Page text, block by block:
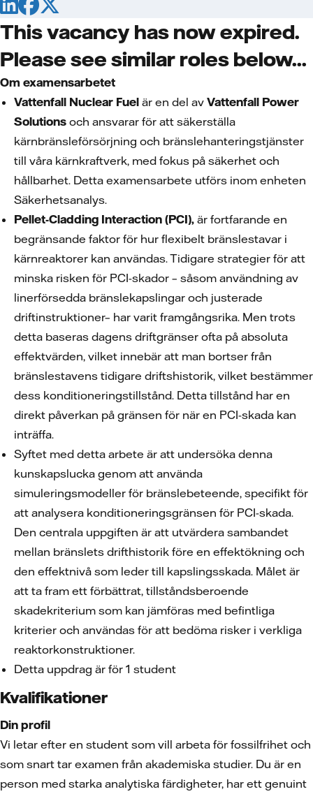
This vacancy has now expired.
Please see similar roles below...
Om examensarbetet
Vattenfall Nuclear Fuel är en del av Vattenfall Power
Solutions och ansvarar för att säkerställa
kärnbränsleförsörjning och bränslehanteringstjänster
till våra kärnkraftverk, med fokus på säkerhet och
hållbarhet. Detta examensarbete utförs inom enheten
Säkerhetsanalys.
Pellet-Cladding Interaction (PCI), är fortfarande en
begränsande faktor för hur flexibelt bränslestavar i
kärnreaktorer kan användas. Tidigare strategier för att
minska risken för PCI-skador – såsom användning av
linerförsedda bränslekapslingar och justerade
driftinstruktioner– har varit framgångsrika. Men trots
detta baseras dagens driftgränser ofta på absoluta
effektvärden, vilket innebär att man bortser från
bränslestavens tidigare driftshistorik, vilket bestämmer
dess konditioneringstillstånd. Detta tillstånd har en
direkt påverkan på gränsen för när en PCI-skada kan
inträffa.
Syftet med detta arbete är att undersöka denna
kunskapslucka genom att använda
simuleringsmodeller för bränslebeteende, specifikt för
att analysera konditioneringsgränsen för PCI-skada.
Den centrala uppgiften är att utvärdera sambandet
mellan bränslets drifthistorik före en effektökning och
den effektnivå som leder till kapslingsskada. Målet är
att ta fram ett förbättrat, tillståndsberoende
skadekriterium som kan jämföras med befintliga
kriterier och användas för att bedöma risker i verkliga
reaktorkonstruktioner.
Detta uppdrag är för 1 student
Kvalifikationer
Din profil
Vi letar efter en student som vill arbeta för fossilfrihet och
som snart tar examen från akademiska studier. Du är en
person med starka analytiska färdigheter, har ett genuint